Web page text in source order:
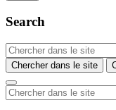
Search
Chercher dans le site